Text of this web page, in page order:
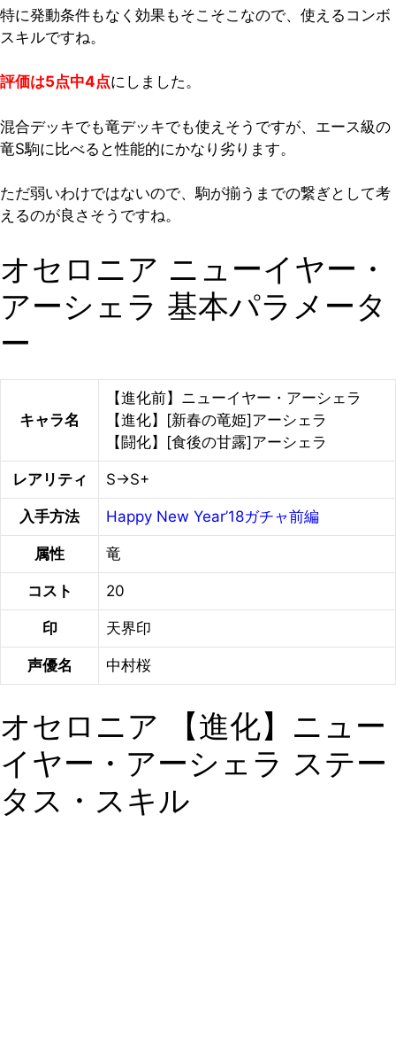
特に発動条件もなく効果もそこそこなので、使えるコンボ
スキルですね。
評価は5点中4点にしました。
混合デッキでも竜デッキでも使えそうですが、エース級の
竜S駒に比べると性能的にかなり劣ります。
ただ弱いわけではないので、駒が揃うまでの繋ぎとして考
えるのが良さそうですね。
オセロニア ニューイヤー・
アーシェラ 基本パラメータ
ー
キャラ名
【進化前】ニューイヤー・アーシェラ
【進化】[新春の竜姫]アーシェラ
【闘化】[食後の甘露]アーシェラ
レアリティ S→S+
入手方法 Happy New Year’18ガチャ前編
属性 竜
コスト 20
印 天界印
声優名 中村桜
オセロニア 【進化】ニュー
イヤー・アーシェラ ステー
タス・スキル